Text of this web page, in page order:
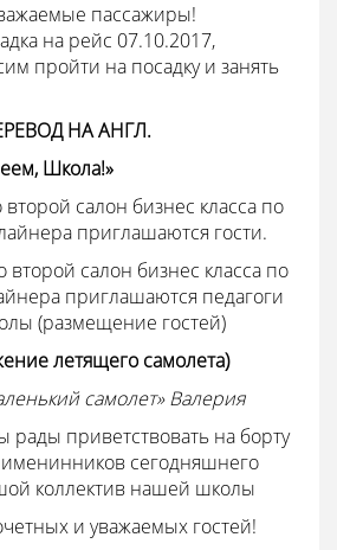
пассажиры!
на рейс 07.10.2017,
пройти на посадку и занять
НА АНГЛ.
Школа!»
второй салон бизнес класса по
приглашаются гости.
второй салон бизнес класса по
приглашаются педагоги
(размещение гостей)
летящего самолета)
самолет» Валерия
рады приветствовать на борту
сегодняшнего
коллектив нашей школы
и уважаемых гостей!